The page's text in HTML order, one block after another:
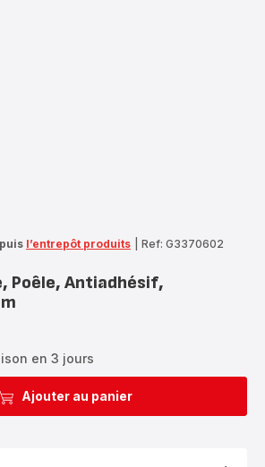
l’entrepôt produits Ref: G3370602
Poêle, Antiadhésif,
en 3 jours
Ajouter au panier